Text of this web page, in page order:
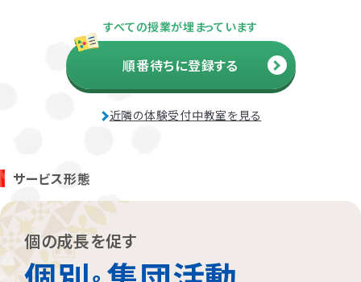
すべての授業が埋まっています
順番待ちに登録する
近隣の体験受付中教室を見る
サービス形態
個の成長を促す
お子さまのやる気を引き出し、
保護者さまの
に役立つ
子育ての工夫を学ぶことができます。
よくある質問
お子さまに対する適切な関わり方がわかることで、
減り、怒る回数が減る、ということが研究を通して実証されていま
す。また、これまで1500名以上の方が受講され、「毎日のようにあっ
た癇癪が減った」「今まで何回言ってもやってくれなかった宿題をや
るようになった」など、多くの方にご好評をいただいています。